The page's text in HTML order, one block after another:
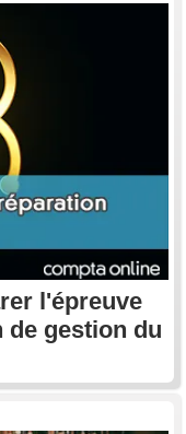
l'épreuve
gestion du